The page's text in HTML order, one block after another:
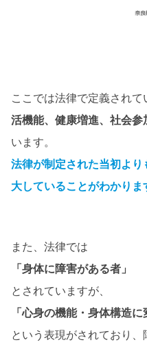
ここでは法律で定義され
活機能、健康増進、社会参
います。
法律が制定された当初よ
大していることがわかりま
また、法律では
「身体に障害がある者」
とされていますが、
「心身の機能・身体構造に
という表現がされており